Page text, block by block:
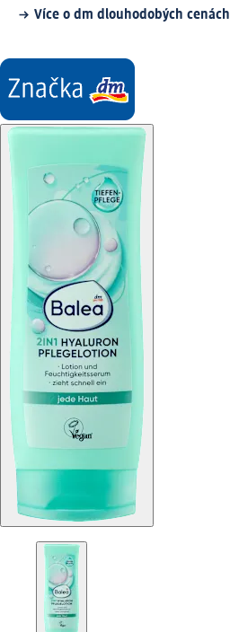
Více o dm dlouhodobých cenách